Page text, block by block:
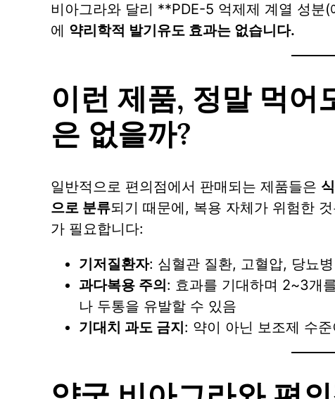
비아그라와 달리 **PDE-5 억제제 계열 성
에 약리학적 발기유도 효과는 없습니다.
이런 제품, 정말 먹어
은 없을까?
일반적으로 편의점에서 판매되는 제품들은
으로 분류되기 때문에, 복용 자체가 위험한
가 필요합니다:
기저질환자: 심혈관 질환, 고혈압, 당뇨
과다복용 주의: 효과를 기대하며 2~3개
나 두통을 유발할 수 있음
기대치 과도 금지: 약이 아닌 보조제 수